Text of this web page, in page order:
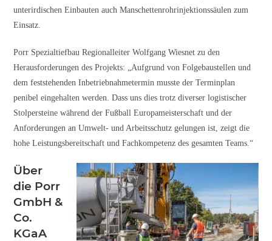
unterirdischen Einbauten auch Manschettenrohrinjektionssäulen zum
Einsatz.
Porr Spezialtiefbau Regionalleiter Wolfgang Wiesnet zu den
Herausforderungen des Projekts: „Aufgrund von Folgebaustellen und
dem feststehenden Inbetriebnahmetermin musste der Terminplan
penibel eingehalten werden. Dass uns dies trotz diverser logistischer
Stolpersteine während der Fußball Europameisterschaft und der
Anforderungen an Umwelt- und Arbeitsschutz gelungen ist, zeigt die
hohe Leistungsbereitschaft und Fachkompetenz des gesamten Teams.“
Über
die Porr
GmbH &
Co.
KGaA